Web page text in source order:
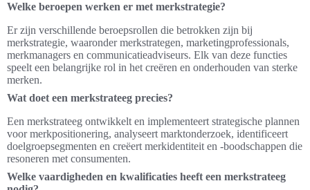
Welke beroepen werken er met merkstrategie?
Er zijn verschillende beroepsrollen die betrokken zijn bij
merkstrategie, waaronder merkstrategen, marketingprofessionals,
merkmanagers en communicatieadviseurs. Elk van deze functies
speelt een belangrijke rol in het creëren en onderhouden van sterke
merken.
Wat doet een merkstrateeg precies?
Een merkstrateeg ontwikkelt en implementeert strategische plannen
voor merkpositionering, analyseert marktonderzoek, identificeert
doelgroepsegmenten en creëert merkidentiteit en -boodschappen die
resoneren met consumenten.
Welke vaardigheden en kwalificaties heeft een merkstrateeg